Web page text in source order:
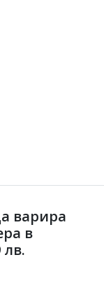
варира
в
лв.